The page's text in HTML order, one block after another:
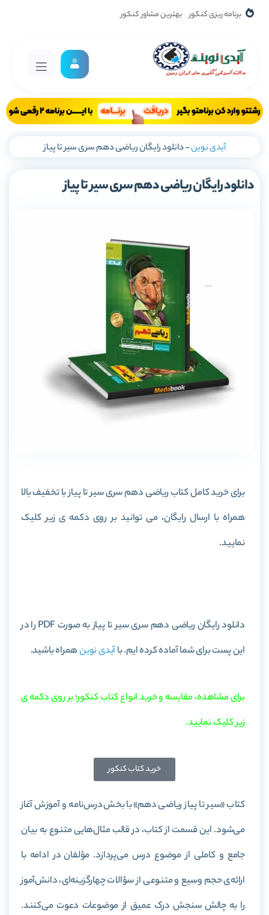
برنامه ریزی کنکور بهترین مشاور کنکور
آیدی نوین-دانلود رایگان ریاضی دهم سری سیر تا پیاز
دانلود رایگان ریاضی دهم سری سیر تا پیاز
برای خرید کامل کتاب ریاضی دهم سری سیر تا پیاز با تخفیف بالا
همراه با ارسال رایگان، می توانید بر روی دکمه ی زیر کلیک
نمایید.
دانلود رایگان ریاضی دهم سری سیر تا پیاز به صورت PDF را در
این پست برای شما آماده کرده ایم. باآیدی نوینهمراه باشید.
برای مشاهده، مقایسه و خرید انواع کتاب کنکور؛ بر روی دکمه ی
زیر کلیک نمایید.
خرید کتاب کنکور
کتاب «سیر تا پیاز ریاضی دهم» با بخش درس‌نامه و آموزش آغاز
می‌شود. این قسمت از کتاب، در قالب مثال‌هایی متنوع به بیان
جامع و کاملی از موضوع درس می‌پردازد. مؤلفان در ادامه با
ارائه‌ی حجم وسیع و متنوعی از سؤالات چهارگزینه‌ای، دانش‌آموز
را به چالش سنجش درک عمیق از موضوعات دعوت می‌کنند.